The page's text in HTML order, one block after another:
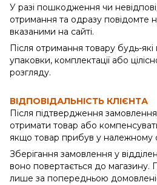
У разі пошкодження чи
отримання та одразу повідомте
вказаними на сайті.
Після отримання товару будь-які
упаковки, комплектації або
розгляду.
ВІДПОВІДАЛЬНІСТЬ КЛІЄНТА
Після підтвердження замовлення
отримати товар або
якщо товар прибув у належному
Зберігання замовлення у
воно повертається до
лише за попередньою